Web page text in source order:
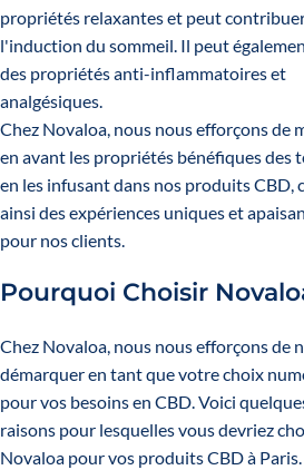
propriétés relaxantes et peut
l'induction du sommeil. Il peut
des propriétés anti-inflammatoires et
analgésiques.
Chez Novaloa, nous nous efforçons de
en avant les propriétés bénéfiques des
en les infusant dans nos produits CBD,
ainsi des expériences uniques et
pour nos clients.
Pourquoi Choisir
Chez Novaloa, nous nous efforçons de
démarquer en tant que votre choix
pour vos besoins en CBD. Voici
raisons pour lesquelles vous devriez
Novaloa pour vos produits CBD à Paris.